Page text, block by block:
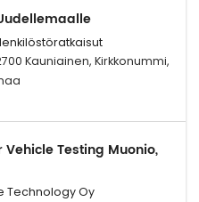
Kauniainen, Kirkkonummi,
Testing Muonio,
Technology Oy